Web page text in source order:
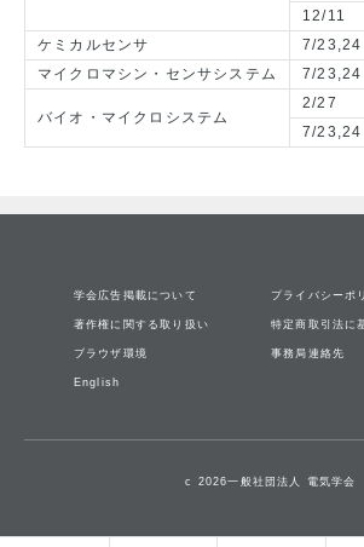
12/11
ケミカルセンサ
7/23,24
マイクロマシン・センサシステム
7/23,24
バイオ・マイクロシステム
2/27
7/23,24
学会広告掲載について プライバシーポ
著作権に関する取り扱い 特定商取引法に
ブラウザ環境 事務局連絡先
English
c 2026一般社団法人 電気学会